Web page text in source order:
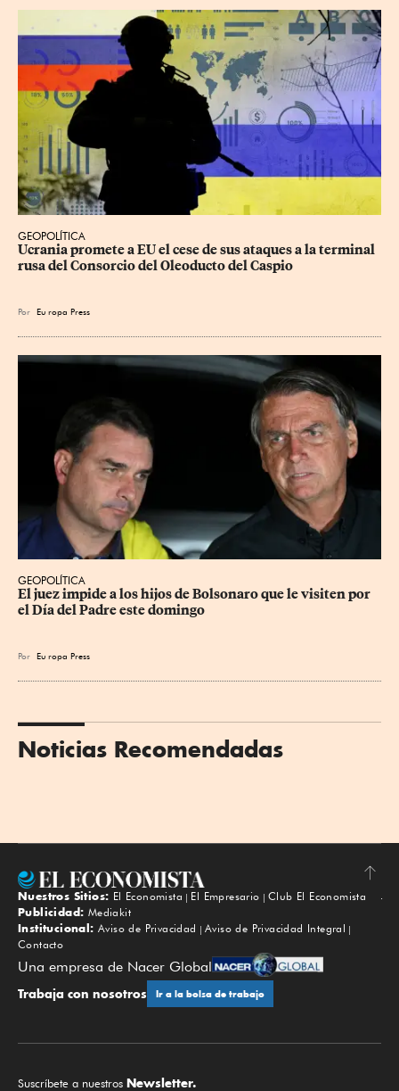
GEOPOLÍTICA
Ucrania promete a EU el cese de sus ataques a la terminal
rusa del Consorcio del Oleoducto del Caspio
Por Eu ropa Press
GEOPOLÍTICA
El juez impide a los hijos de Bolsonaro que le visiten por
el Día del Padre este domingo
Por Eu ropa Press
Noticias Recomendadas
Subir
Nuestros Sitios: El Economista El Empresario
Club El Economista
Publicidad: Mediakit
Institucional: Aviso de Privacidad
Aviso de Privacidad Integral
Contacto
Una empresa de Nacer Global
Trabaja con nosotros Ir a la bolsa de trabajo
Suscríbete a nuestros Newsletter.